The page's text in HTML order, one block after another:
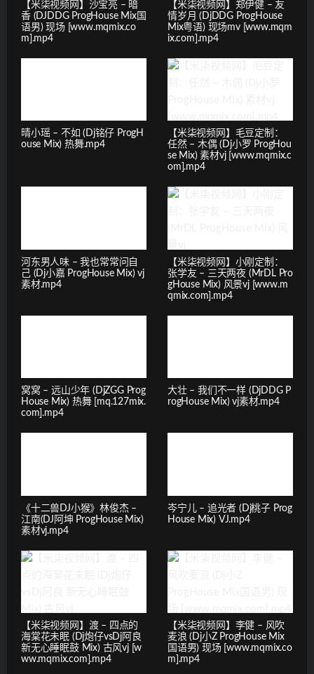
【米柒视频网】沙宝亮 – 暗
香 (DJDDG ProgHouse Mix国
语男) 现场 [www.mqmix.co
m].mp4
【米柒视频网】郑伊健 – 友
情岁月 (DjDDG ProgHouse
Mix粤语) 现场mv [www.mqm
ix.com].mp4
晴小瑶 – 不如 (Dj铭仔 ProgH
ouse Mix) 热舞.mp4
【米柒视频网】毛豆定制：
任然 – 木偶 (Dj小罗 ProgHou
se Mix) 素材vj [www.mqmix.c
om].mp4
河东男人味 – 我也常常问自
己 (Dj小嘉 ProgHouse Mix) vj
素材.mp4
【米柒视频网】小刚定制：
张学友 – 三天两夜 (MrDL Pro
gHouse Mix) 风景vj [www.m
qmix.com].mp4
窝窝 – 远山少年 (DjZGG Prog
House Mix) 热舞 [mq.127mix.
com].mp4
大壮 – 我们不一样 (DjDDG P
rogHouse Mix) vj素材.mp4
《十二兽DJ小猴》林俊杰 –
江南(DJ阿坤 ProgHouse Mix)
素材vj.mp4
岑宁儿 – 追光者 (Dj桃子 Prog
House Mix) VJ.mp4
【米柒视频网】渡 – 四点的
海棠花未眠 (Dj炮仔vsDj阿良
新无心睡眠鼓 Mix) 古风vj [w
ww.mqmix.com].mp4
【米柒视频网】李健 – 风吹
麦浪 (Dj小Z ProgHouse Mix
国语男) 现场 [www.mqmix.co
m].mp4